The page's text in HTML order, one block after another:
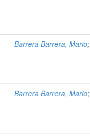
Barrera Barrera, Mario;
Barrera Barrera, Mario;